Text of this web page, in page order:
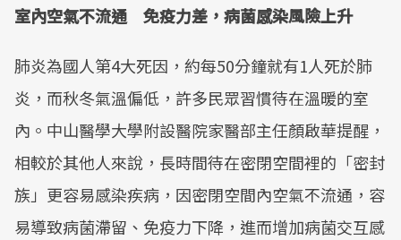
室內空氣不流通 免疫力差，病菌感染風險上升
肺炎為國人第4大死因，約每50分鐘就有1人死於肺
炎，而秋冬氣溫偏低，許多民眾習慣待在溫暖的室
內。中山醫學大學附設醫院家醫部主任顏啟華提醒，
相較於其他人來說，長時間待在密閉空間裡的「密封
族」更容易感染疾病，因密閉空間內空氣不流通，容
易導致病菌滯留、免疫力下降，進而增加病菌交互感